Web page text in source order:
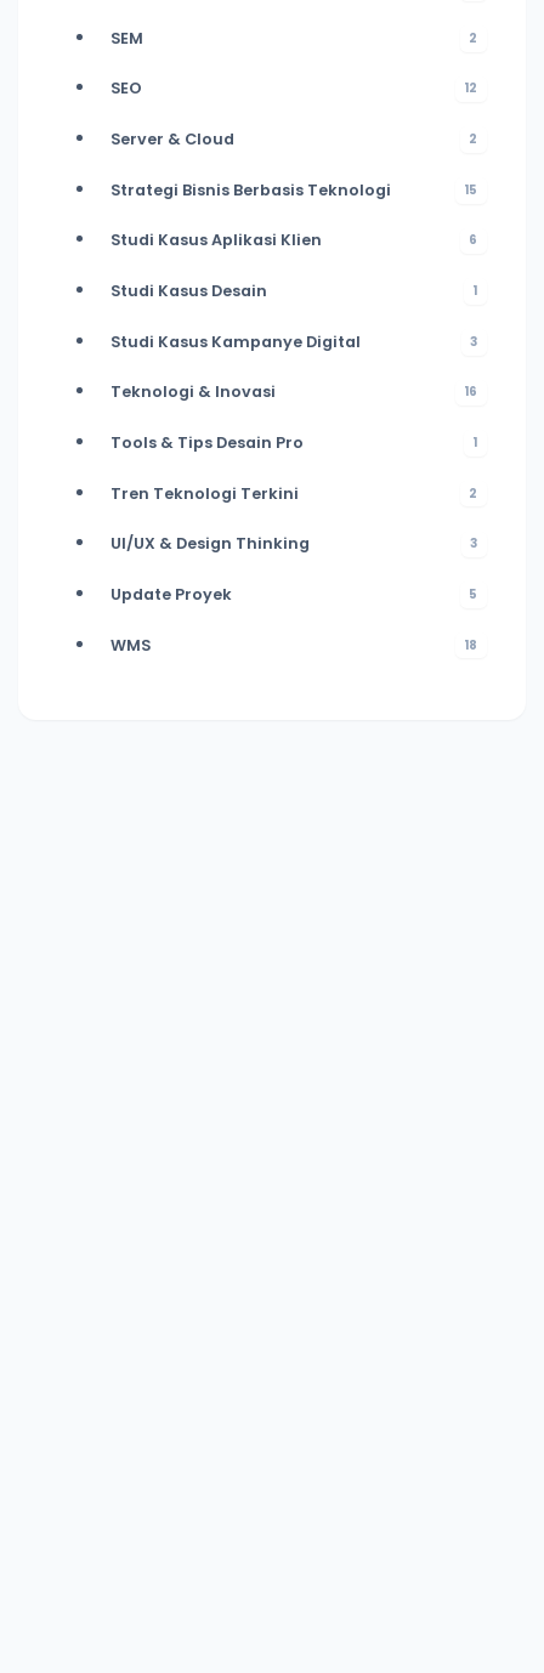
SEM 2
SEO 12
Server & Cloud 2
Strategi Bisnis Berbasis Teknologi 15
Studi Kasus Aplikasi Klien 6
Studi Kasus Desain 1
Studi Kasus Kampanye Digital 3
Teknologi & Inovasi 16
Tools & Tips Desain Pro 1
Tren Teknologi Terkini 2
UI/UX & Design Thinking 3
Update Proyek 5
WMS 18